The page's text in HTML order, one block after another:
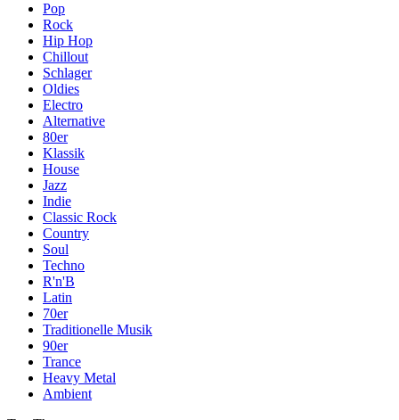
Pop
Rock
Hip Hop
Chillout
Schlager
Oldies
Electro
Alternative
80er
Klassik
House
Jazz
Indie
Classic Rock
Country
Soul
Techno
R'n'B
Latin
70er
Traditionelle Musik
90er
Trance
Heavy Metal
Ambient